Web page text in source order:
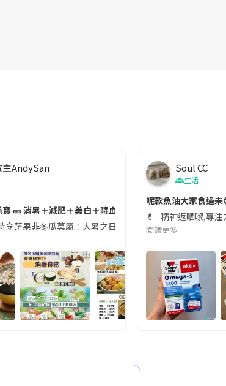
示」🚨
意隨身行李中的行動電源。一名旅客日前在機場安檢
AndySan
🥒 消暑＋減肥＋美白＋降血脂
令蔬果非冬瓜莫屬！大暑之日，點都要飲碗冬瓜湯消暑
Soul CC
生活
呢款魚油大家食過未
💊 ｢精神返晒嚟,專
閱讀更多